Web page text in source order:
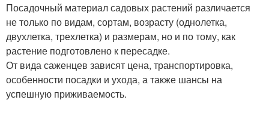
Посадочный материал садовых растений различается
не только по видам, сортам, возрасту (однолетка,
двухлетка, трехлетка) и размерам, но и по тому, как
растение подготовлено к пересадке.
От вида саженцев зависят цена, транспортировка,
особенности посадки и ухода, а также шансы на
успешную приживаемость.